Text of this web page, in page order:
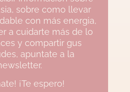
sobre como llevar
con más energia,
a cuidarte más de lo
y compartir gus
apuntate a la
¡Te espero!